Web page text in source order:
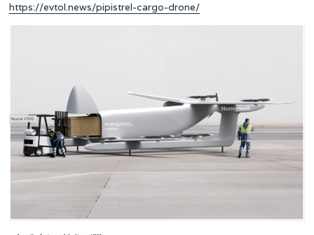
https://evtol.news/pipistrel-cargo-drone/